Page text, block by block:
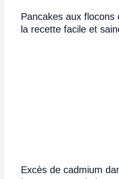
Pancakes aux flocons
la recette facile et
Excès de cadmium